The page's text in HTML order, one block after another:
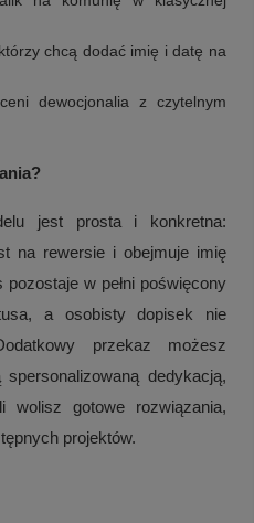
chcą dodać imię i datę na
dewocjonalia z czytelnym
jest prosta i konkretna:
na rewersie i obejmuje imię
w pełni poświęcony
a osobisty dopisek nie
przekaz możesz
dedykacją,
gotowe rozwiązania,
projektów.